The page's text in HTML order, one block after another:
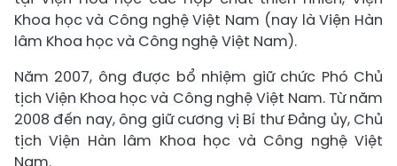
Khoa học và Công nghệ Việt Nam (nay là Viện Hàn
lâm Khoa học và Công nghệ Việt Nam).
Năm 2007, ông được bổ nhiệm giữ chức Phó Chủ
tịch Viện Khoa học và Công nghệ Việt Nam. Từ năm
2008 đến nay, ông giữ cương vị Bí thư Đảng ủy, Chủ
tịch Viện Hàn lâm Khoa học và Công nghệ Việt
Nam.